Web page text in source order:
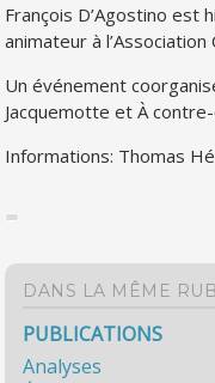
François D’Agostino est
animateur à
Un événement
Jacquemotte et À
Informations: Thomas
DANS LA MÊME
PUBLICATIONS
Analyses